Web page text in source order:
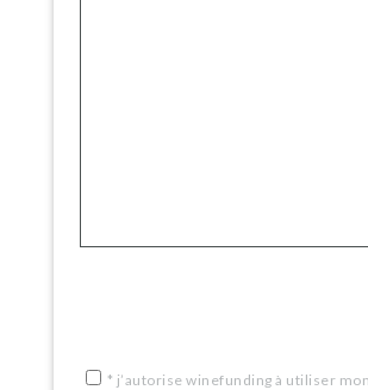
* j’autorise winefunding à utiliser